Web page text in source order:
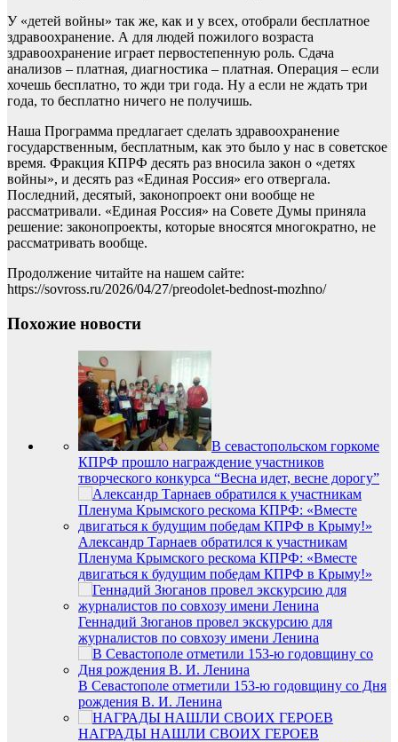
У «детей войны» так же, как и у всех, отобрали бесплатное
здравоохранение. А для людей пожилого возраста
здравоохранение играет первостепенную роль. Сдача
анализов – платная, диагностика – платная. Операция – если
хочешь бесплатно, то жди три года. Ну а если не ждать три
года, то бесплатно ничего не получишь.
Наша Программа предлагает сделать здравоохранение
государственным, бесплатным, как это было у нас в советское
время. Фракция КПРФ десять раз вносила закон о «детях
войны», и десять раз «Единая Россия» его отвергала.
Последний, десятый, законопроект они вообще не
рассматривали. «Единая Россия» на Совете Думы приняла
решение: законопроекты, которые вносятся многократно, не
рассматривать вообще.
Продолжение читайте на нашем сайте:
https://sovross.ru/2026/04/27/preodolet-bednost-mozhno/
Похожие новости
В севастопольском горкоме
КПРФ прошло награждение участников
творческого конкурса “Весна идет, весне дорогу”
Александр Тарнаев обратился к участникам
Пленума Крымского рескома КПРФ: «Вместе
двигаться к будущим победам КПРФ в Крыму!»
Геннадий Зюганов провел экскурсию для
журналистов по совхозу имени Ленина
В Севастополе отметили 153-ю годовщину со Дня
рождения В. И. Ленина
НАГРАДЫ НАШЛИ СВОИХ ГЕРОЕВ